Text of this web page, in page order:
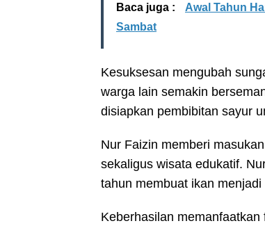
Baca juga :
Awal Tahun
Sambat
Kesuksesan mengubah
warga lain semakin
disiapkan pembibitan sayur
Nur Faizin memberi
sekaligus wisata edukatif.
tahun membuat ikan
Keberhasilan